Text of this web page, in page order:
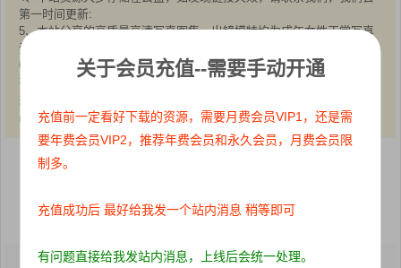
第一时间更新:
5、本站分享的高质量高清写真图集，出镜模特均为成年女性正常写真
无R18内容，仅限用于摄影爱好者提供素材与鉴赏学习;
6、本站所有文章、图片、资源等均为收集自互联网，版权归原作者所
有。仅作为个人学习、研究以及欣赏!请在下载后24小时内删除。
共同维护和谐健康的互联网!如果您发现本站上有侵犯您的权益的作
品，请与我们取得联系，我们会及时删除或者修改。
分享到：
关于会员充值--需要手动开通
充值前一定看好下载的资源，需要月费会员VIP1，还是需
要年费会员VIP2，推荐年费会员和永久会员，月费会员限
制多。
充值成功后 最好给我发一个站内消息 稍等即可
有问题直接给我发站内消息，上线后会统一处理。